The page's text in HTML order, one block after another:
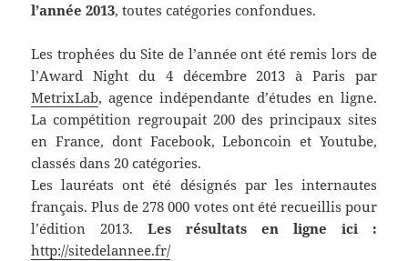
l’année 2013, toutes catégories confondues.
Les trophées du Site de l’année ont été remis lors de
l’Award Night du 4 décembre 2013 à Paris par
MetrixLab, agence indépendante d’études en ligne.
La compétition regroupait 200 des principaux sites
en France, dont Facebook, Leboncoin et Youtube,
classés dans 20 catégories.
Les lauréats ont été désignés par les internautes
français. Plus de 278 000 votes ont été recueillis pour
l’édition 2013.Les résultats en ligne ici :
http://sitedelannee.fr/